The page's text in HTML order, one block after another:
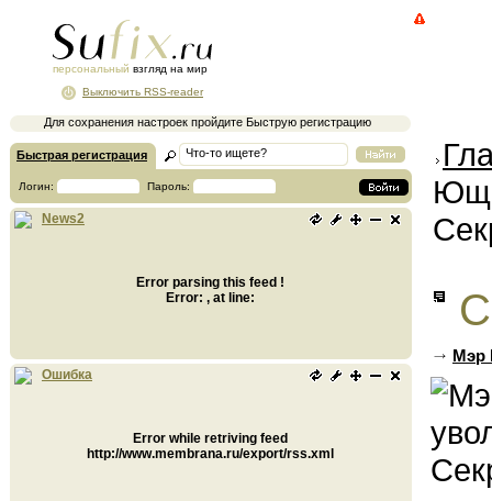
персональный взгляд на мир
Для сохранения настроек пройдите Быструю регистрацию
Выключить RSS-reader
Быстрая регистрация
Логин: Пароль:
News2
Error parsing this feed !
Error: , at line:
Ошибка
Error while retriving feed
http://www.membrana.ru/export/rss.xml
Мэр